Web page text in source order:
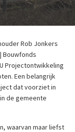
Rob Jonkers
Bouwfonds
Projectontwikkeling
Een belangrijk
dat voorziet in
de gemeente
waarvan maar liefst